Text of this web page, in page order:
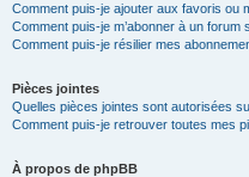
Comment puis-je ajouter aux favoris ou
Comment puis-je m’abonner à un forum
Comment puis-je résilier mes
Pièces jointes
Quelles pièces jointes sont autorisées
Comment puis-je retrouver toutes mes
À propos de phpBB